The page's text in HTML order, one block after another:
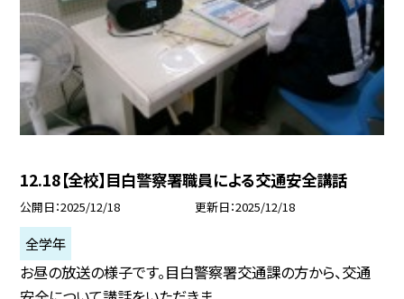
12.18【全校】目白警察署職員による交通安全講話
公開日 2025/12/18 更新日 2025/12/18
全学年
お昼の放送の様子です。目白警察署交通課の方から、交通